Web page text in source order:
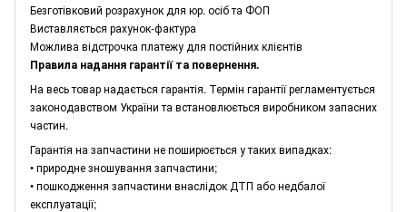
Безготівковий розрахунок для юр. осіб та ФОП
Виставляється рахунок-фактура
Можлива відстрочка платежу для постійних клієнтів
Правила надання гарантії та повернення.
На весь товар надається гарантія. Термін гарантії регламентується
законодавством України та встановлюється виробником запасних
частин.
Гарантія на запчастини не поширюється у таких випадках:
• природне зношування запчастини;
• пошкодження запчастини внаслідок ДТП або недбалої
експлуатації;